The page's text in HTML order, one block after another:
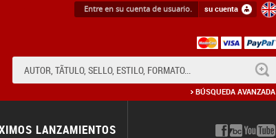
Entre en su cuenta de usuario. su cuenta
BÚSQUEDA AVANZADA
LANZAMIENTOS